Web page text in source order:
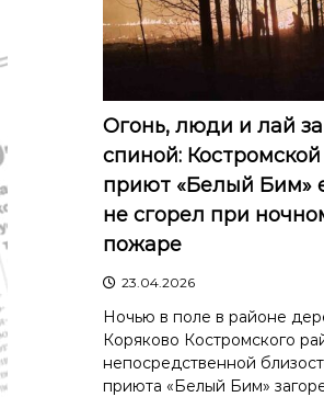
Огонь, люди и лай за
спиной: Костромской
приют «Белый Бим»
не сгорел при
пожаре
23.04.2026
Ночью в поле в районе
Коряково Костромского
непосредственной
приюта «Белый Бим»